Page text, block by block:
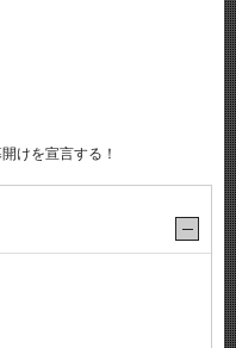
けを宣言する！